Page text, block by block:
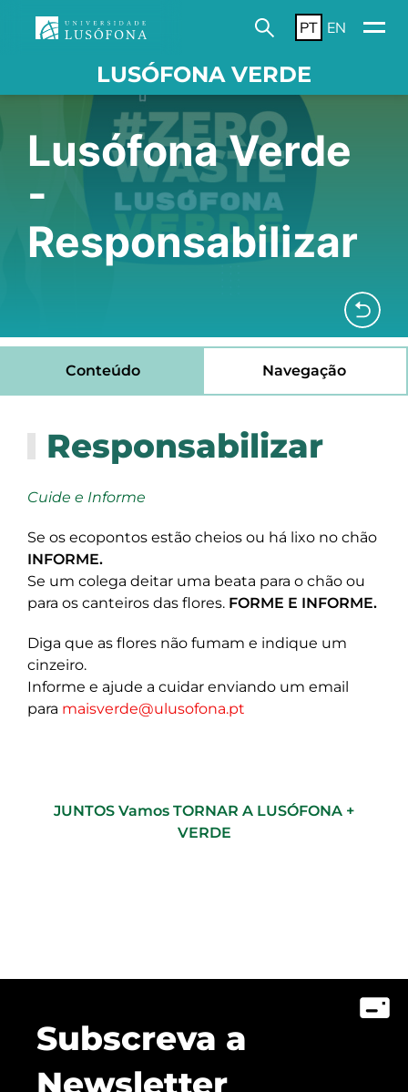
PT EN
LUSÓFONA VERDE
Lusófona Verde
-
Responsabilizar
Conteúdo Navegação
Responsabilizar
Cuide e Informe
Se os ecopontos estão cheios ou há lixo no chão
INFORME.
Se um colega deitar uma beata para o chão ou
para os canteiros das flores. FORME E INFORME.
Diga que as flores não fumam e indique um
cinzeiro.
Informe e ajude a cuidar enviando um email
para maisverde@ulusofona.pt
JUNTOS Vamos TORNAR A LUSÓFONA +
VERDE
Subscreva a
Newsletter